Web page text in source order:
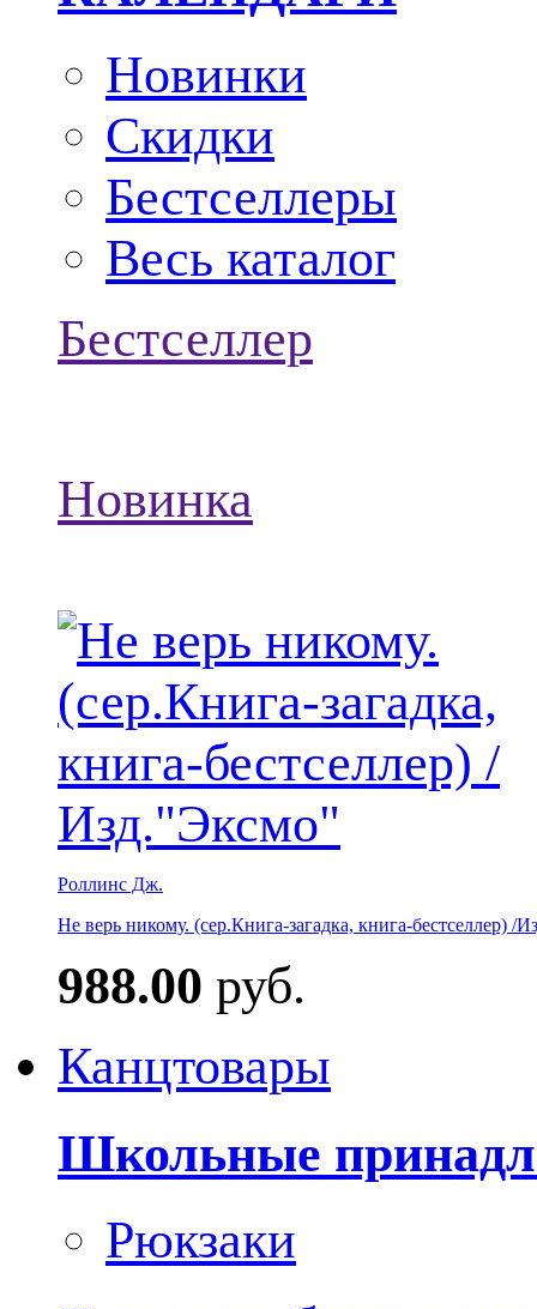
Новинки
Скидки
Бестселлеры
Весь каталог
Бестселлер
Новинка
Роллинс Дж.
Не верь никому. (сер.Книга-загадка, книга-бестселлер) /
988.00 руб.
Канцтовары
Школьные
Рюкзаки